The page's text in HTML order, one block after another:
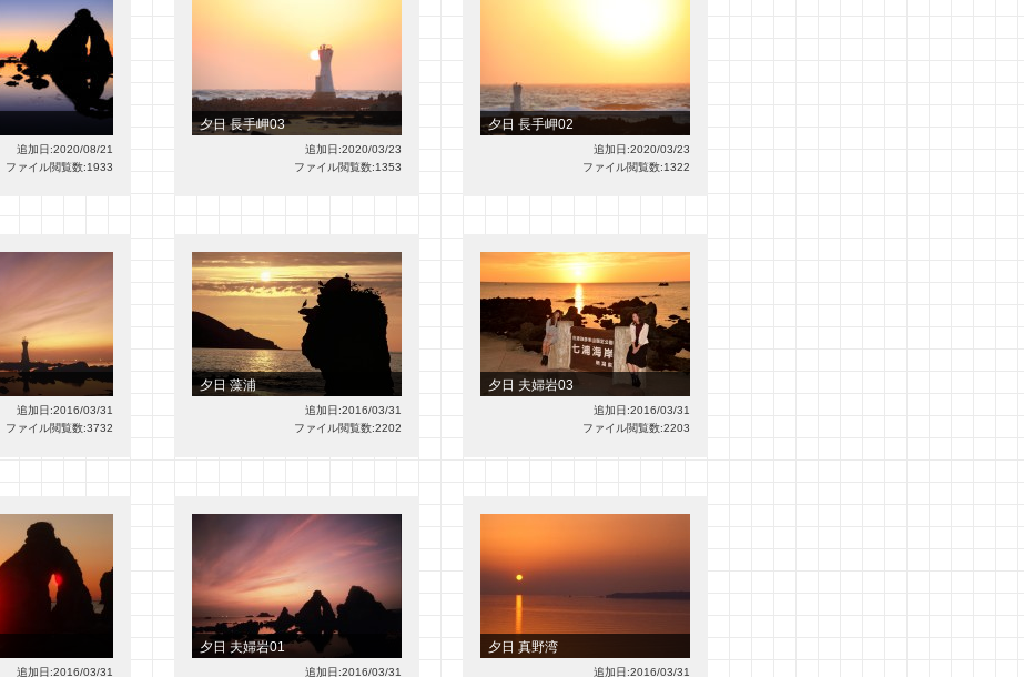
追加日:2020/08/21
ファイル閲覧数:1933
夕日 長手岬03
追加日:2020/03/23
ファイル閲覧数:1353
夕日 長手岬02
追加日:2020/03/23
ファイル閲覧数:1322
追加日:2016/03/31
ファイル閲覧数:3732
夕日 藻浦
追加日:2016/03/31
ファイル閲覧数:2202
夕日 夫婦岩03
追加日:2016/03/31
ファイル閲覧数:2203
追加日:2016/03/31
夕日 夫婦岩01
追加日:2016/03/31
夕日 真野湾
追加日:2016/03/31